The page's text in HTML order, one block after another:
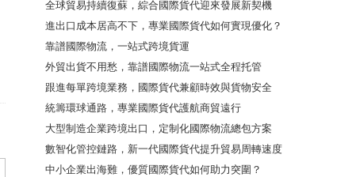
全球貿易持續復蘇，綜合國際貨代迎來發展新契機
進出口成本居高不下，專業國際貨代如何實現優化？
靠譜國際物流，一站式跨境貨運
外貿出貨不用愁，靠譜國際物流一站式全程托管
跟進每單跨境業務，國際貨代兼顧時效與貨物安全
統籌環球通路，專業國際貨代護航商貿遠行
大型制造企業跨境出口，定制化國際物流總包方案
數智化管控鏈路，新一代國際貨代提升貿易周轉速度
中小企業出海難，優質國際貨代如何助力突圍？